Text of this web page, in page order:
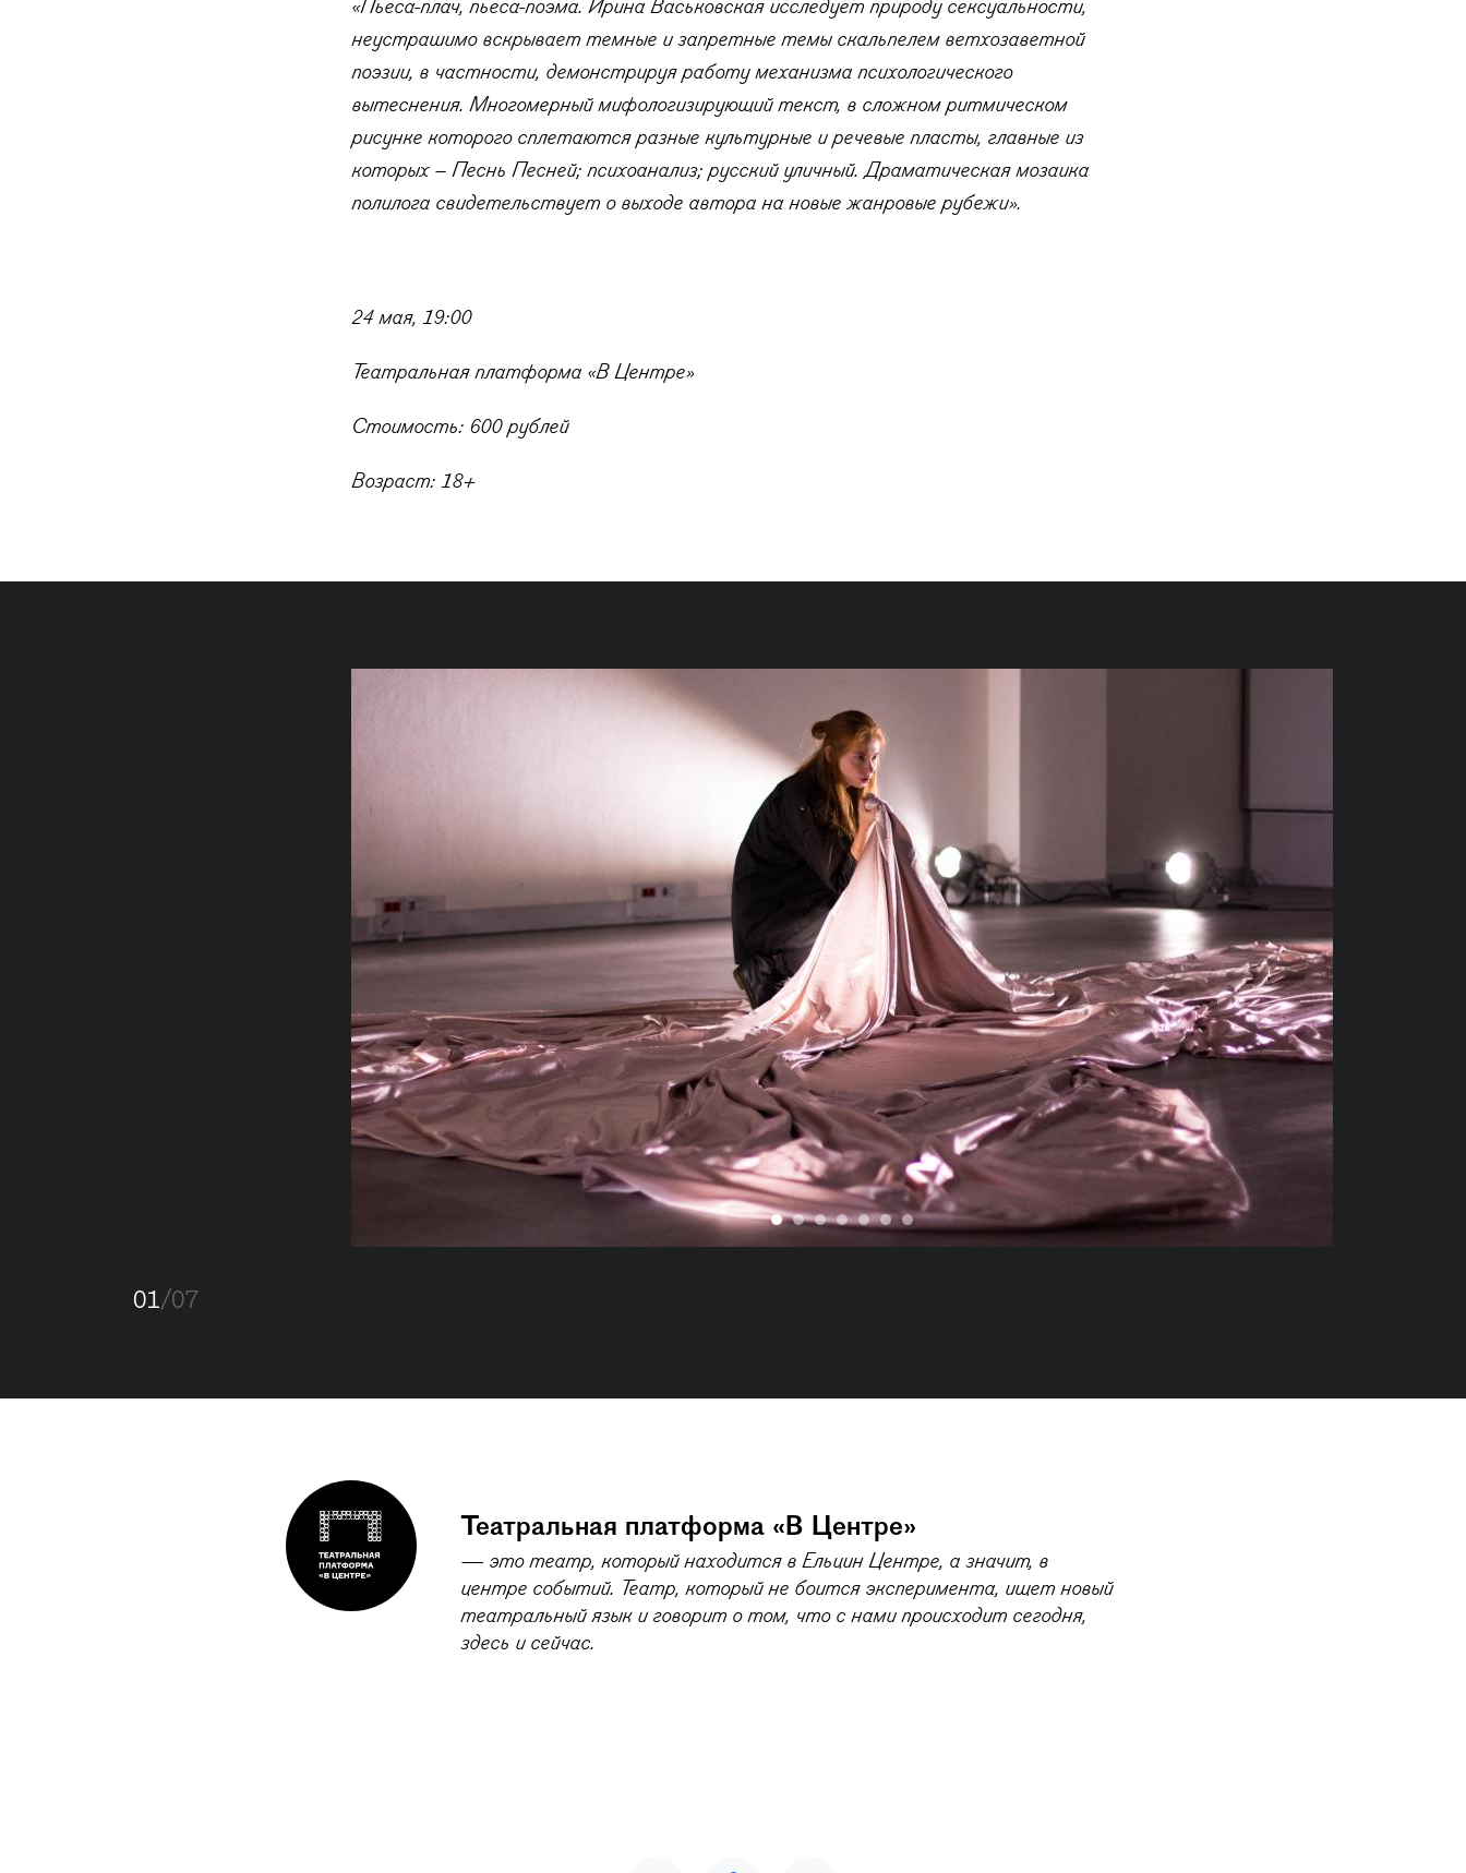
«Пьеса-плач, пьеса-поэма. Ирина Васьковская исследует природу сексуальности,
неустрашимо вскрывает темные и запретные темы скальпелем ветхозаветной
поэзии, в частности, демонстрируя работу механизма психологического
вытеснения. Многомерный мифологизирующий текст, в сложном ритмическом
рисунке которого сплетаются разные культурные и речевые пласты, главные из
которых – Песнь Песней; психоанализ; русский уличный. Драматическая мозаика
полилога свидетельствует о выходе автора на новые жанровые рубежи».
24 мая, 19:00
Театральная платформа «В Центре»
Стоимость: 600 рублей
Возраст: 18+
01/07
Театральная платформа «​В Центре»
— это театр, который находится в Ельцин Центре, а значит, в
центре событий. Театр, который не боится эксперимента, ищет новый
театральный язык и говорит о том, что с нами происходит сегодня,
здесь и сейчас.